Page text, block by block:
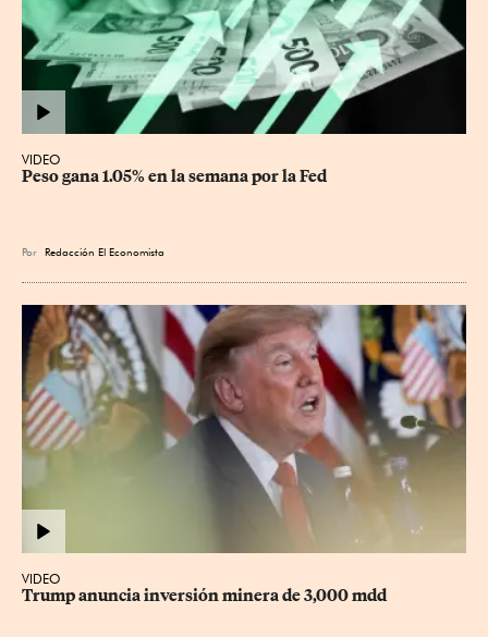
VIDEO
Peso gana 1.05% en la semana por la Fed
Por Redacción El Economista
VIDEO
Trump anuncia inversión minera de 3,000 mdd